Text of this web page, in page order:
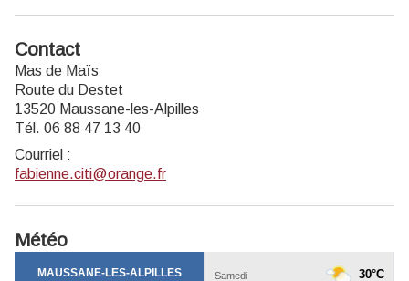
Contact
Mas de Maïs
Route du Destet
13520 Maussane-les-Alpilles
Tél. 06 88 47 13 40
Courriel :
fabienne.citi@orange.fr
Météo